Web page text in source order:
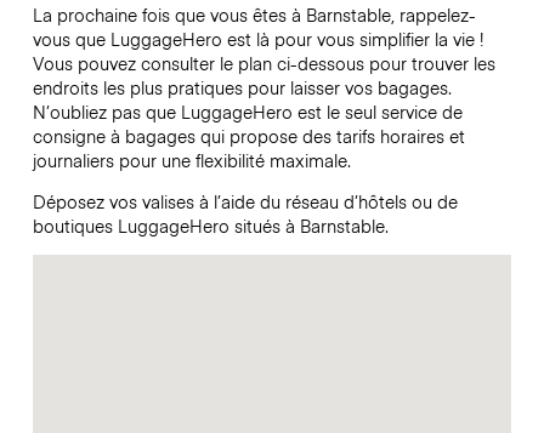
La prochaine fois que vous êtes à Barnstable, rappelez-
vous que LuggageHero est là pour vous simplifier la vie !
Vous pouvez consulter le plan ci-dessous pour trouver les
endroits les plus pratiques pour laisser vos bagages.
N’oubliez pas que LuggageHero est le seul service de
consigne à bagages qui propose des tarifs horaires et
journaliers pour une flexibilité maximale.
Déposez vos valises à l’aide du réseau d’hôtels ou de
boutiques LuggageHero situés à Barnstable.